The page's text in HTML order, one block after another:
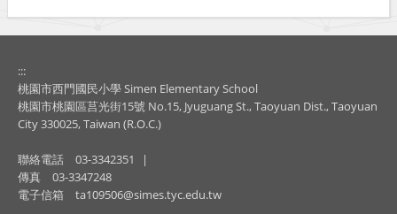
:::
桃園市西門國民小學 Simen Elementary School
桃園市桃園區莒光街15號 No.15, Jyuguang St., Taoyuan Dist., Taoyuan
City 330025, Taiwan (R.O.C.)
聯絡電話 03-3342351
|
傳真
03-3347248
電子信箱
ta109506@simes.tyc.edu.tw